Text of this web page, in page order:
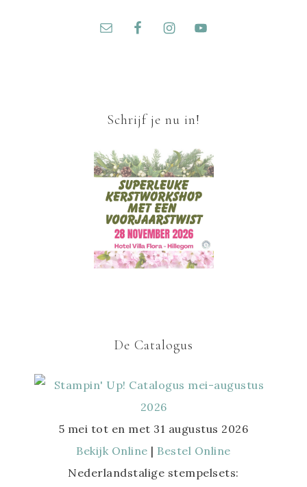
Schrijf je nu in!
De Catalogus
5 mei tot en met 31 augustus 2026
Bekijk Online | Bestel Online
Nederlandstalige stempelsets: